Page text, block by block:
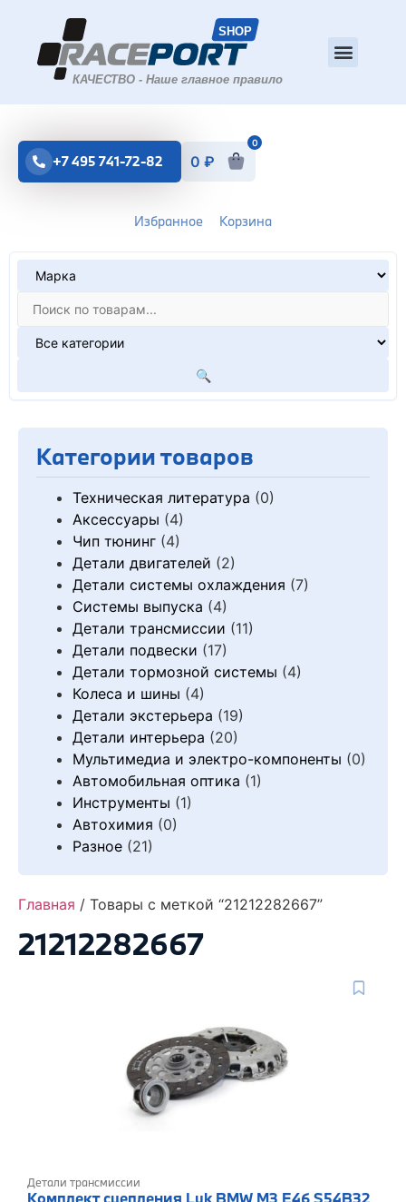
Избранное Корзина
🔍
+7 495 741-72-82 0 ₽
0
Категории товаров
Техническая литература (0)
Аксессуары (4)
Чип тюнинг (4)
Детали двигателей (2)
Детали системы охлаждения (7)
Системы выпуска (4)
Детали трансмиссии (11)
Детали подвески (17)
Детали тормозной системы (4)
Колеса и шины (4)
Детали экстерьера (19)
Детали интерьера (20)
Мультимедиа и электро-компоненты (0)
Автомобильная оптика (1)
Инструменты (1)
Автохимия (0)
Разное (21)
Главная / Товары с меткой “21212282667”
21212282667
Детали трансмиссии
Комплект сцепления Luk BMW M3 E46 S54B32